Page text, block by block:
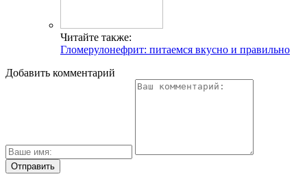
Читайте также:
Гломерулонефрит: питаемся вкусно и правильно
Добавить комментарий